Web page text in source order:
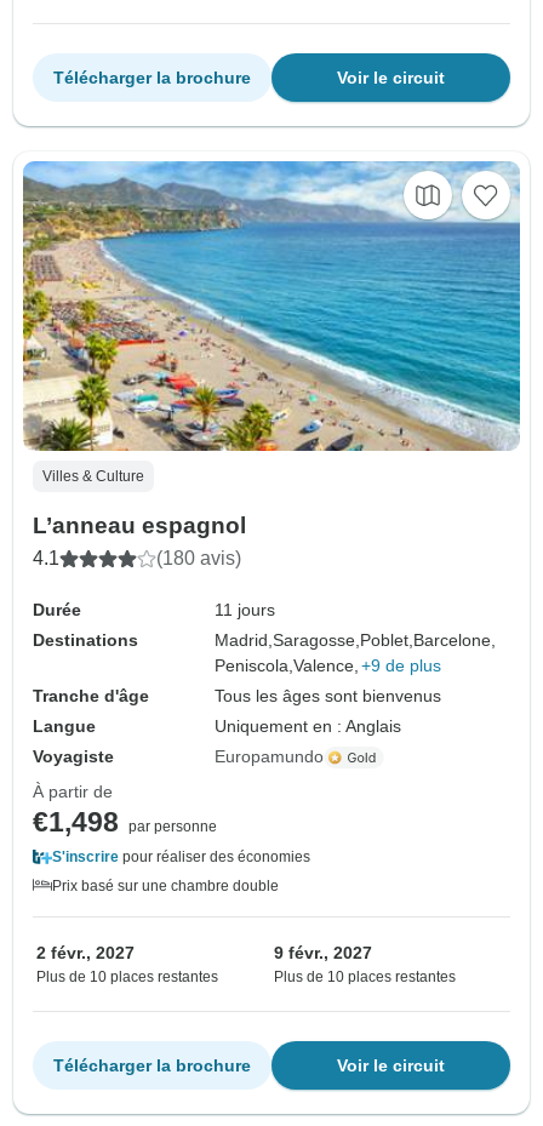
Voir le circuit
Télécharger la brochure
Villes & Culture
L’anneau espagnol
4.1 (180 avis)
Durée
11 jours
Destinations
Madrid,Saragosse,Poblet,Barcelone,
Peniscola,Valence, +9 de plus
Tranche d'âge
Tous les âges sont bienvenus
Langue
Uniquement en : Anglais
Voyagiste
Europamundo
À partir de
€1,498
par personne
S'inscrire pour réaliser des économies
Prix basé sur une chambre double
2 févr., 2027
Plus de 10 places restantes
9 févr., 2027
Plus de 10 places restantes
Voir le circuit
Télécharger la brochure